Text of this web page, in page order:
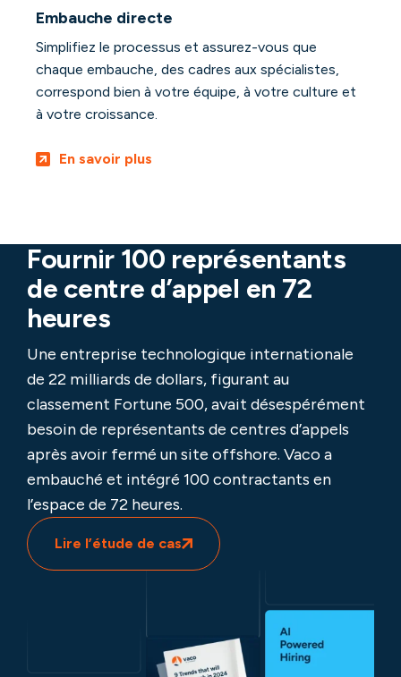
Embauche directe
Simplifiez le processus et assurez-vous que
chaque embauche, des cadres aux spécialistes,
correspond bien à votre équipe, à votre culture et
à votre croissance.
En savoir plus
Fournir 100 représentants
de centre d’appel en 72
heures
Une entreprise technologique internationale
de 22 milliards de dollars, figurant au
classement Fortune 500, avait désespérément
besoin de représentants de centres d’appels
après avoir fermé un site offshore. Vaco a
embauché et intégré 100 contractants en
l’espace de 72 heures.
Lire l’étude de cas